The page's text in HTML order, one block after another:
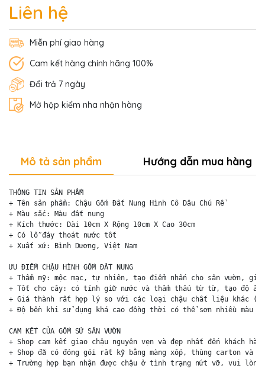
Liên hệ
Miễn phí giao hàng
Cam kết hàng chính hãng 100%
Đổi trả 7 ngày
Mở hộp kiểm nha nhận hàng
Mô tả sản phẩm Hướng dẫn mua hàng
THÔNG TIN SẢN PHẨM
+ Tên sản phẩm: Chậu Gốm Đất Nung Hình Cô Dâu Chú Rể
+ Màu sắc: Màu đất nung
+ Kích thước: Dài 10cm X Rộng 10cm X Cao 30cm
+ Có lỗ đáy thoát nước tốt
+ Xuất xứ: Bình Dương, Việt Nam
ƯU ĐIỂM CHẬU HÌNH GỐM ĐẤT NUNG
+ Thẩm mỹ: mộc mạc, tự nhiên, tạo điểm nhấn cho sân vườn,
+ Tốt cho cây: có tính giữ nước và thẩm thấu từ từ, tạo độ ẩm
+ Giá thành rất hợp lý so với các loại chậu chất liệu khác
+ Độ bền khi sử dụng khá cao đồng thời có thể sơn nhiều màu
CAM KẾT CỦA GỐM SỨ SÂN VƯỜN
+ Shop cam kết giao chậu nguyên vẹn và đẹp nhất đến khách hàng
+ Shop đã có đóng gói rất kỹ bằng màng xốp, thùng carton và
+ Trường hợp bạn nhận được chậu ở tình trạng nứt vỡ, vui lòng